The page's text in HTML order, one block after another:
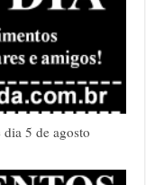
5 de agosto